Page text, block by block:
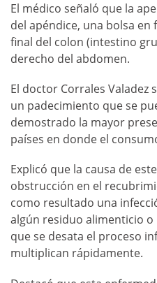
El médico señaló que la
del apéndice, una bolsa
final del colon (intestino
derecho del abdomen.
El doctor Corrales Valadez
un padecimiento que se
demostrado la mayor
países en donde el
Explicó que la causa de
obstrucción en el
como resultado una
algún residuo alimenticio
que se desata el proceso
multiplican rápidamente.